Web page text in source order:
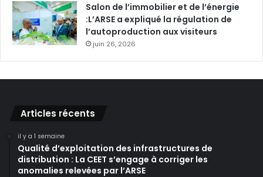
Salon de l’immobilier et de l’énergie
:L’ARSE a expliqué la régulation de
l’autoproduction aux visiteurs
juin 26, 2026
Articles récents
il y a 1 semaine
Qualité d’exploitation des infrastructures de
distribution : La CEET s’engage à corriger les
anomalies relevées par l’ARSE